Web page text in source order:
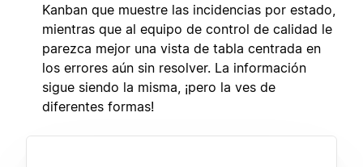
Kanban que muestre las incidencias por estado,
mientras que al equipo de control de calidad le
parezca mejor una vista de tabla centrada en
los errores aún sin resolver. La información
sigue siendo la misma, ¡pero la ves de
diferentes formas!